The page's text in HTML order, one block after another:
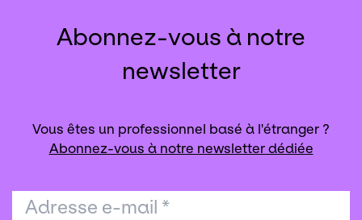
Abonnez-vous à notre
newsletter
Vous êtes un professionnel basé à l'étranger ?
Abonnez-vous à notre newsletter dédiée
Adresse e-mail *